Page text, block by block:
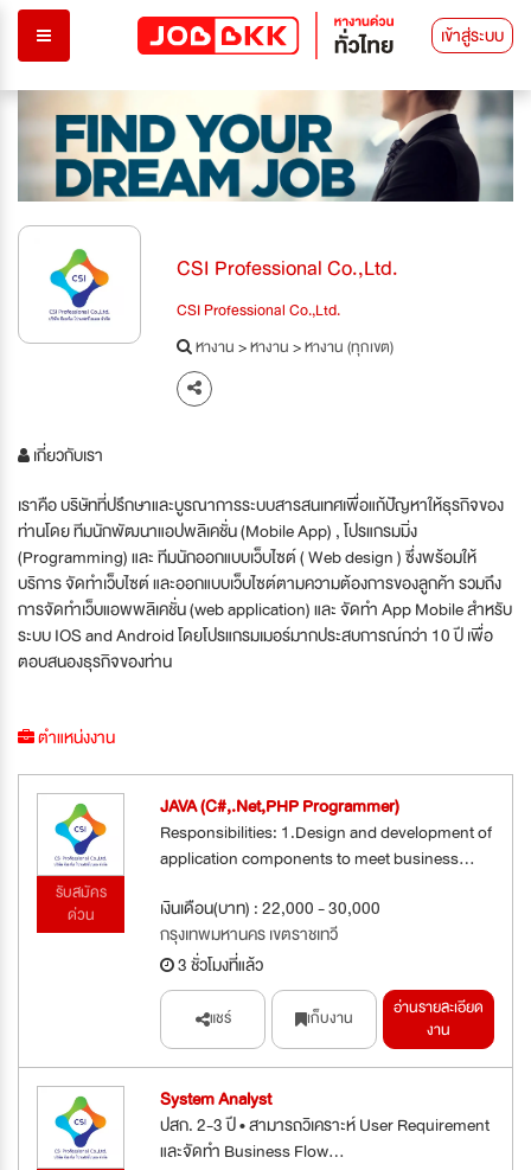
เข้าสู่ระบบ
CSI Professional Co.,Ltd.
CSI Professional Co.,Ltd.
หางาน>หางาน>หางาน (ทุกเขต)
เกี่ยวกับเรา
เราคือ บริษัทที่ปรึกษาและบูรณาการระบบสารสนเทศเพื่อแก้ปัญหาให้ธุรกิจของ
ท่านโดย ทีมนักพัฒนาแอปพลิเคชั่น (Mobile App) , โปรแกรมมิ่ง
(Programming) และ ทีมนักออกแบบเว็บไซต์ ( Web design ) ซึ่งพร้อมให้
บริการ จัดทำเว็บไซต์ และออกแบบเว็บไซต์ตามความต้องการของลูกค้า รวมถึง
การจัดทำเว็บแอพพลิเคชั่น (web application) และ จัดทำ App Mobile สำหรับ
ระบบ IOS and Android โดยโปรแกรมเมอร์มากประสบการณ์กว่า 10 ปี เพื่อ
ตอบสนองธุรกิจของท่าน
ตำแหน่งงาน
รับสมัคร
ด่วน
JAVA (C#,.Net,PHP Programmer)
Responsibilities: 1.Design and development of
application components to meet business...
เงินเดือน(บาท) : 22,000 - 30,000
กรุงเทพมหานคร เขตราชเทวี
3 ชั่วโมงที่แล้ว
แชร์ เก็บงาน
อ่านรายละเอียด
งาน
System Analyst
ปสก. 2-3 ปี • สามารถวิเคราะห์ User Requirement
และจัดทำ Business Flow...